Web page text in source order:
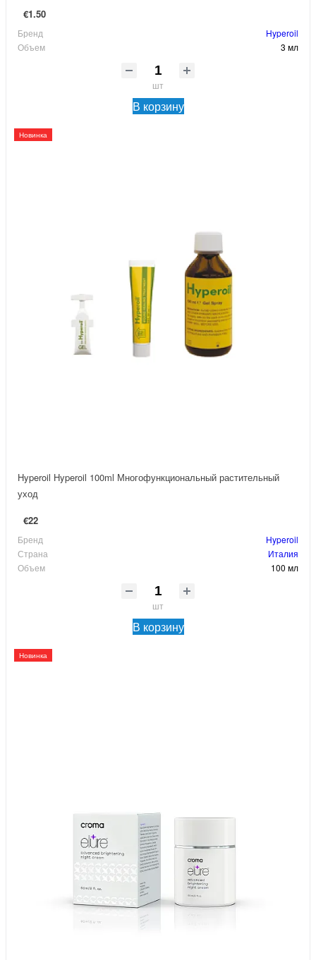
€1.50
Бренд
Hyperoil
Объем
3 мл
шт
В корзину
Новинка
Hyperoil Hyperoil 100ml Многофункциональный растительный
уход
€22
Бренд
Hyperoil
Страна
Италия
Объем
100 мл
шт
В корзину
Новинка